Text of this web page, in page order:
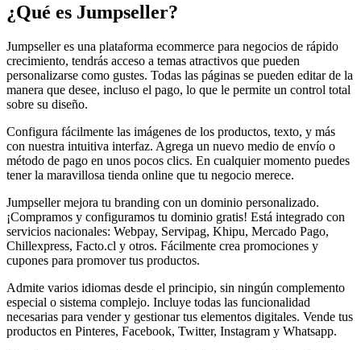
¿Qué es Jumpseller?
Jumpseller es una plataforma ecommerce para negocios de rápido
crecimiento, tendrás acceso a temas atractivos que pueden
personalizarse como gustes. Todas las páginas se pueden editar de la
manera que desee, incluso el pago, lo que le permite un control total
sobre su diseño.
Configura fácilmente las imágenes de los productos, texto, y más
con nuestra intuitiva interfaz. Agrega un nuevo medio de envío o
método de pago en unos pocos clics. En cualquier momento puedes
tener la maravillosa tienda online que tu negocio merece.
Jumpseller mejora tu branding con un dominio personalizado.
¡Compramos y configuramos tu dominio gratis! Está integrado con
servicios nacionales: Webpay, Servipag, Khipu, Mercado Pago,
Chillexpress, Facto.cl y otros. Fácilmente crea promociones y
cupones para promover tus productos.
Admite varios idiomas desde el principio, sin ningún complemento
especial o sistema complejo. Incluye todas las funcionalidad
necesarias para vender y gestionar tus elementos digitales. Vende tus
productos en Pinteres, Facebook, Twitter, Instagram y Whatsapp.